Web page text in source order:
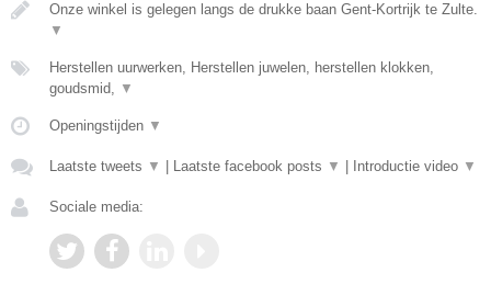
Onze winkel is gelegen langs de drukke baan Gent-Kortrijk te Zulte.
▼
Herstellen uurwerken, Herstellen juwelen, herstellen klokken,
goudsmid, ▼
Openingstijden ▼
Laatste tweets ▼ Laatste facebook posts ▼ Introductie video ▼
Sociale media: